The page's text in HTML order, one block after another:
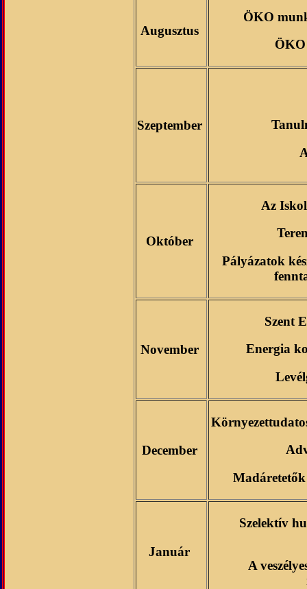
Augusztus
ÖKO
ÖKO
Szeptember
Október
Az
Pályázatok
November
Szent
Energia
December
Madáretetők
Január
Szelektív
A